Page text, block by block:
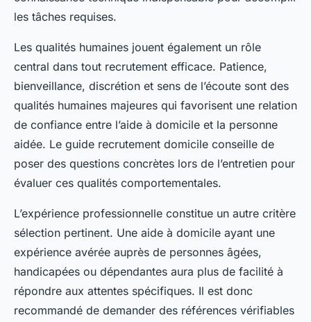
les tâches requises.
Les qualités humaines jouent également un rôle
central dans tout recrutement efficace. Patience,
bienveillance, discrétion et sens de l’écoute sont des
qualités humaines majeures qui favorisent une relation
de confiance entre l’aide à domicile et la personne
aidée. Le guide recrutement domicile conseille de
poser des questions concrètes lors de l’entretien pour
évaluer ces qualités comportementales.
L’expérience professionnelle constitue un autre critère
sélection pertinent. Une aide à domicile ayant une
expérience avérée auprès de personnes âgées,
handicapées ou dépendantes aura plus de facilité à
répondre aux attentes spécifiques. Il est donc
recommandé de demander des références vérifiables